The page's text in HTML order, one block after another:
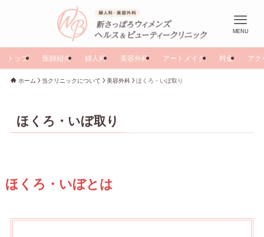
MENU
トップ 医師紹介 婦人科 美容外科 アートメイク 料金 アク
ホーム 当クリニックについて 美容外科 ほくろ・いぼ取り
ほくろ・いぼ取り
ほくろ・いぼとは